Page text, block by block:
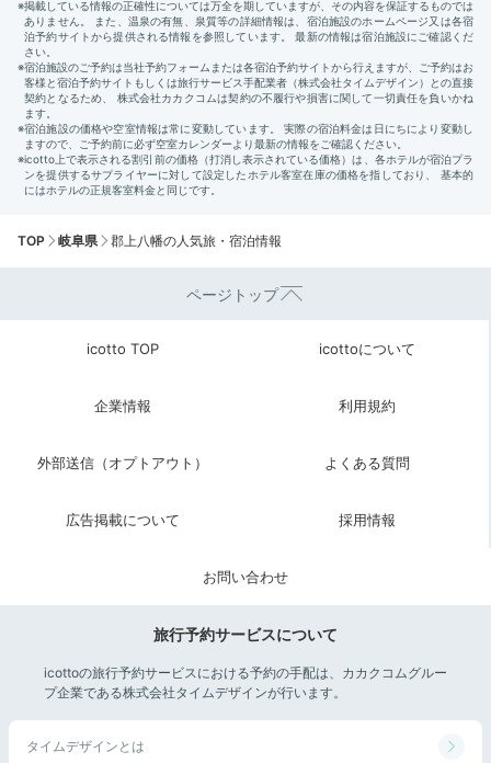
TOP 岐阜県 郡上八幡の人気旅・宿泊情報
ページトップ
icotto TOP icottoについて
企業情報 利用規約
外部送信（オプトアウト） よくある質問
広告掲載について 採用情報
お問い合わせ
旅行予約サービスについて
icottoの旅行予約サービスにおける予約の手配は、カカクコムグルー
プ企業である株式会社タイムデザインが行います。
タイムデザインとは